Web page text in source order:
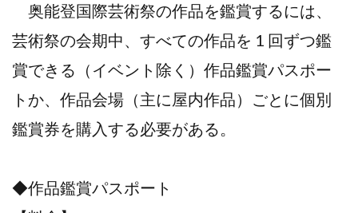
奥能登国際芸術祭の作品を鑑賞するには、
芸術祭の会期中、すべての作品を 1 回ずつ鑑
賞できる（イベント除く）作品鑑賞パスポー
トか、作品会場（主に屋内作品）ごとに個別
鑑賞券を購入する必要がある。
◆作品鑑賞パスポート